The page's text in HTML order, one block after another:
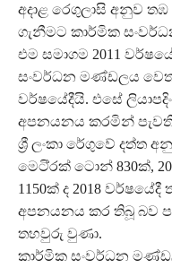
අදාළ රෙගුලාසි අනුව
ගැනීමට කාර්මික
එම සමාගම 2011
සංවර්ධන මණ්ඩලය වෙත
වර්ෂයේදීයි. එසේ
අපනයනය කරමින් පැවති
ශ්‍රී ලංකා රේගුවේ දත්ත
මෙටි්‍රක් ටොන් 830ක්,
1150ක් ද 2018
අපනයනය කර තිබූ බව
තහවුරු වුණා.
කාර්මික සංවර්ධන